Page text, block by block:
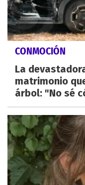
CONMOCIÓN
La
matrimonio
árbol: "No sé